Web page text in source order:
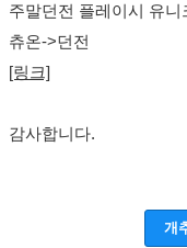
주말던전 플레이시 유
츄온->던전
[링크]
감사합니다.
개